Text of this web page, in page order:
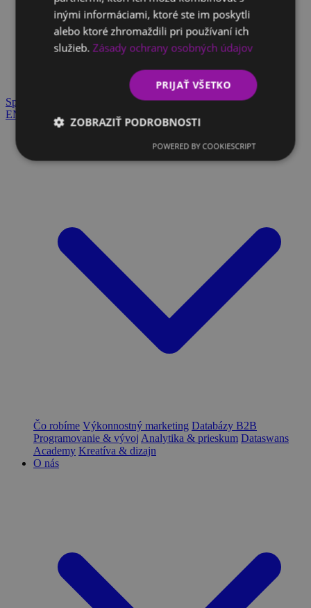
Klientský slovník
Strácate sa v odborných výrazoch a máte dotazy? Všetko
nájdete tu.
Spojme sa
EN
Čo robíme Výkonnostný marketing Databázy B2B
Programovanie & vývoj Analytika & prieskum Dataswans
Academy Kreatíva & dizajn
O nás
inými informáciami, ktoré ste im poskytli
alebo ktoré zhromaždili pri používaní ich
služieb. Zásady ochrany osobných údajov
PRIJAŤ VŠETKO
ZOBRAZIŤ PODROBNOSTI
POWERED BY COOKIESCRIPT